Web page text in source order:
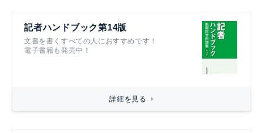
記者ハンドブック第14版
文書を書くすべての人におすすめです！
電子書籍も発売中！
詳細を見る